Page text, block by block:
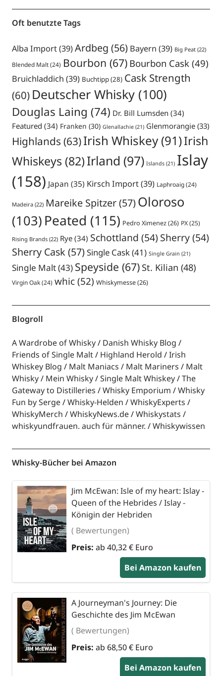
Oft benutzte Tags
Alba Import(39)Ardbeg (56) Bayern (39) Big Peat(22)
Blended Malt(24) Bourbon (67) Bourbon Cask(49)
Bruichladdich (39) Buchtipp(28) Cask Strength
(60) Deutscher Whisky(100)
Douglas Laing (74) Dr. Bill Lumsden (34)
Featured (34) Franken (30) Glenallachie(21) Glenmorangie(33)
Highlands (63)Irish Whiskey(91)Irish
Whiskeys (82)Irland (97) Islands(21) Islay
(158) Japan (35) Kirsch Import(39) Laphroaig(24)
Madeira(22) Mareike Spitzer(57)Oloroso
(103) Peated (115) Pedro Ximenez(26) PX(25)
Rising Brands(22) Rye(34) Schottland (54) Sherry(54)
Sherry Cask (57)Single Cask(41) Single Grain (21)
Single Malt(43) Speyside (67) St. Kilian (48)
Virgin Oak(24) whic(52) Whiskymesse(26)
Blogroll
A Wardrobe of Whisky
Danish Whisky Blog
Friends of Single Malt
Highland Herold
Irish
Whiskey Blog
Malt Maniacs Malt Mariners
Malt
Whisky
Mein Whisky Single Malt Whiskey
The
Gateway to Distilleries
Whisky Emporium
Whisky
Fun by Serge
Whisky-Helden
WhiskyExperts
WhiskyMerch
WhiskyNews.de
Whiskystats
whiskyundfrauen. auch für männer.
Whiskywissen
Whisky-Bücher bei Amazon
Jim McEwan: Isle of my heart: Islay -
Queen of the Hebrides / Islay -
Königin der Hebriden
( Bewertungen)
Preis: ab 40,32 € Euro
Bei Amazon kaufen
A Journeyman's Journey: Die
Geschichte des Jim McEwan
( Bewertungen)
Preis: ab 68,50 € Euro
Bei Amazon kaufen